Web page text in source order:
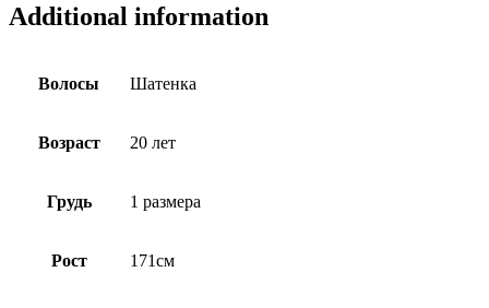
Additional information
Волосы Шатенка
Возраст 20 лет
Грудь 1 размера
Рост 171см